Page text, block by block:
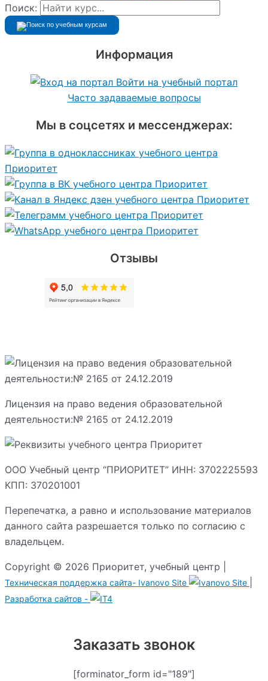
Поиск:
Информация
Войти на учебный портал
Часто задаваемые вопросы
Мы в соцсетях и мессенджерах:
Отзывы
Лицензия на право ведения образовательной
деятельности:№ 2165 от 24.12.2019
ООО Учебный центр “ПРИОРИТЕТ” ИНН: 3702225593
КПП: 370201001
Перепечатка, а равно и использование материалов
данного сайта разрешается только по согласию с
владельцем.
Copyright © 2026 Приоритет, учебный центр |
Техническая поддержка сайта- Ivanovo Site
Разработка сайтов -
Заказать звонок
[forminator_form id="189"]